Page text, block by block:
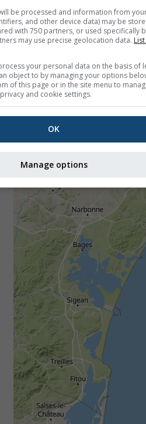
be processed and information from
and other device data) may be
with 750 partners, or used specifically
may use precise geolocation data.
your personal data on the basis of
object to by managing your options
of this page or in the site menu to
and cookie settings.
OK
Manage options